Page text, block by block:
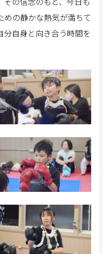
の静かな熱気が満ちて
分自身と向き合う時間を